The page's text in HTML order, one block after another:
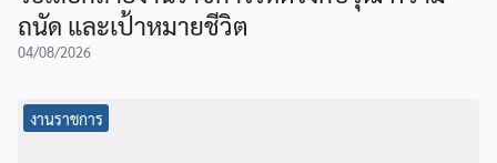
ถนัด และเป้าหมายชีวิต
04/08/2026
งานราชการ